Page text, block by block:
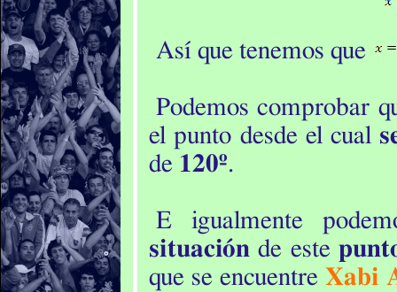
Así que tenemos que
Podemos comprobar
el punto desde el cual
de 120º.
E igualmente
situación de este
que se encuentre Xabi